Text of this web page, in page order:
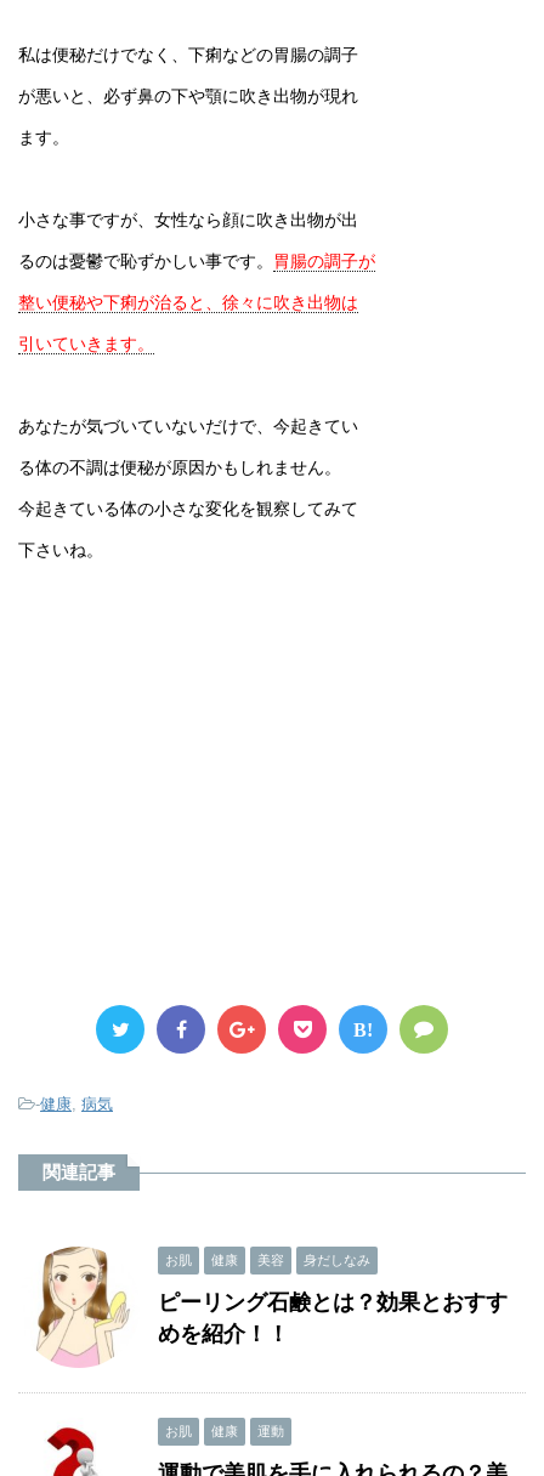
私は便秘だけでなく、下痢などの胃腸の調子
が悪いと、必ず鼻の下や顎に吹き出物が現れ
ます。
小さな事ですが、女性なら顔に吹き出物が出
るのは憂鬱で恥ずかしい事です。 胃腸の調子が
整い便秘や下痢が治ると、徐々に吹き出物は
引いていきます。
あなたが気づいていないだけで、今起きてい
る体の不調は便秘が原因かもしれません。
今起きている体の小さな変化を観察してみて
下さいね。
B!
-健康, 病気
関連記事
お肌 健康 美容 身だしなみ
ピーリング石鹸とは？効果とおすす
めを紹介！！
お肌 健康 運動